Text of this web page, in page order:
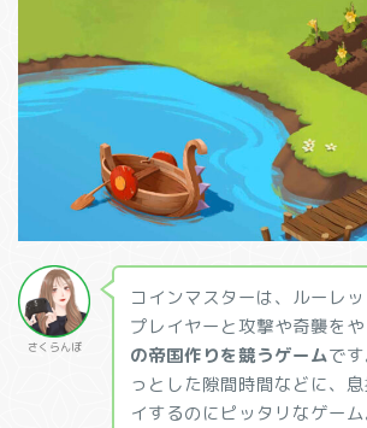
さくらんぼ
コインマスターは、ルーレ
プレイヤーと攻撃や奇襲をや
の帝国作りを競うゲームで
っとした隙間時間などに、
イするのにピッタリなゲーム